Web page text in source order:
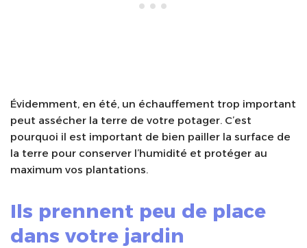
Évidemment, en été, un échauffement trop important
peut assécher la terre de votre potager. C’est
pourquoi il est important de bien pailler la surface de
la terre pour conserver l’humidité et protéger au
maximum vos plantations.
Ils prennent peu de place
dans votre jardin